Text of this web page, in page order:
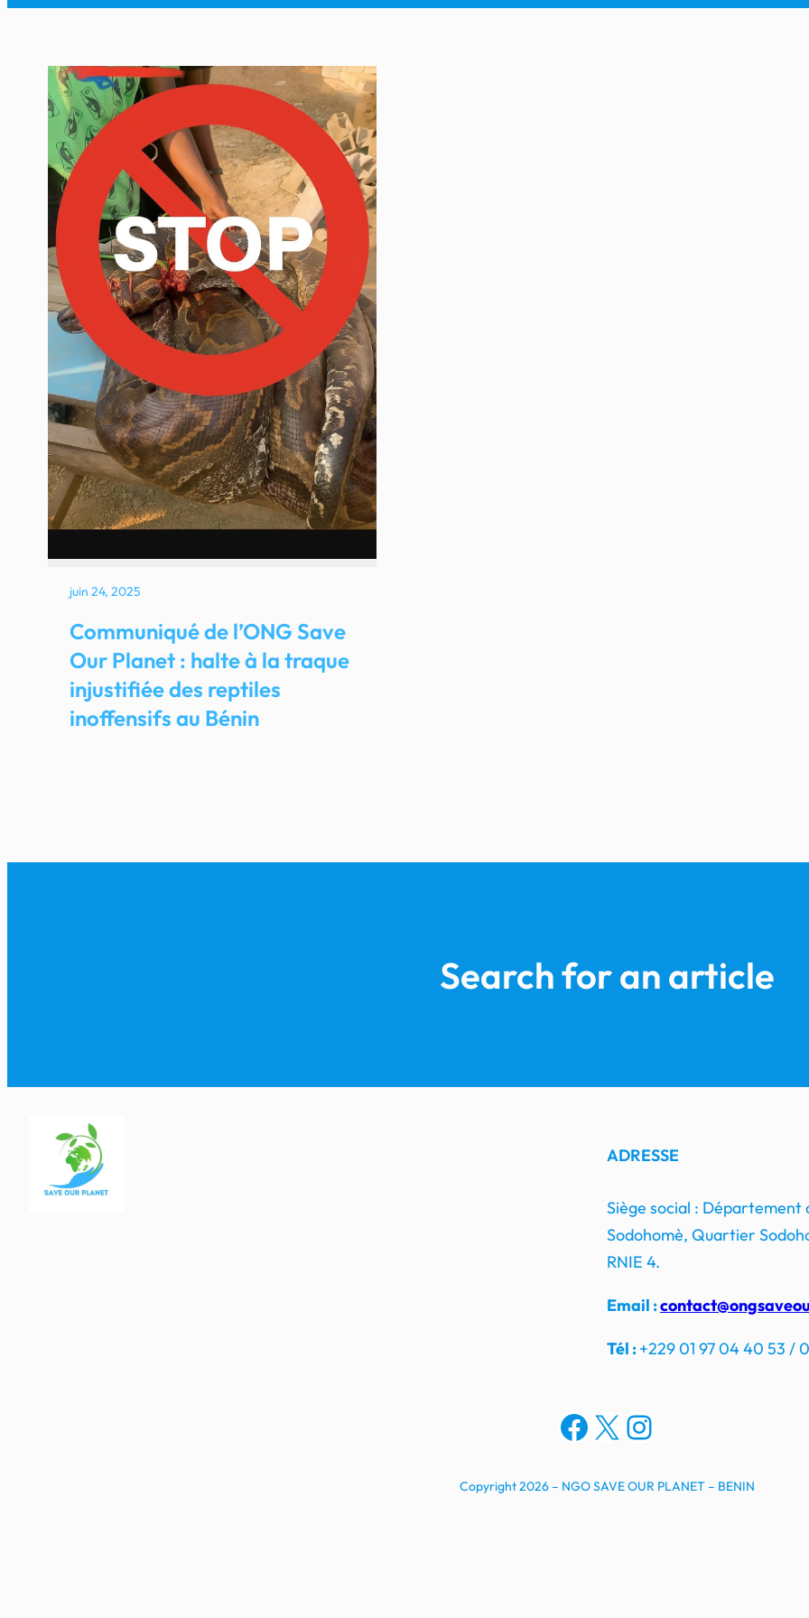
juin 24, 2025
Communiqué de l’ONG Save
Our Planet : halte à la traque
injustifiée des reptiles
inoffensifs au Bénin
Search for an article
ADRESSE
Siège social : Département
Sodohomè, Quartier
RNIE 4.
Email :
Tél :+229 01 97 04 40 53 /
Facebook
X Instagram
Copyright 2026 – NGO SAVE OUR PLANET – BENIN